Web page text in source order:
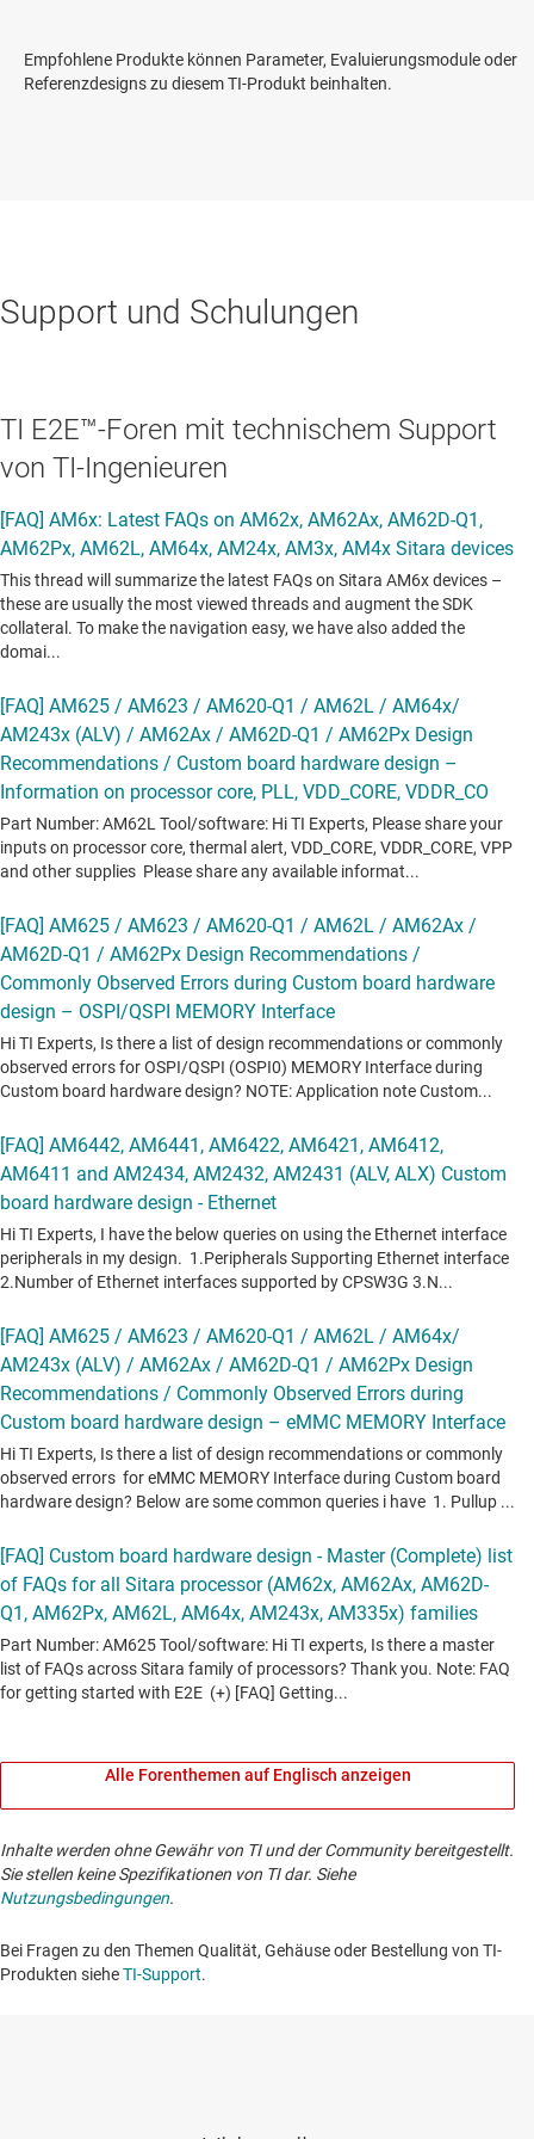
Empfohlene Produkte können Parameter, Evaluierungsmodule oder
Referenzdesigns zu diesem TI-Produkt beinhalten.
Support und Schulungen
TI E2E™-Foren mit technischem Support
von TI-Ingenieuren
Alle Forenthemen auf Englisch anzeigen
Inhalte werden ohne Gewähr von TI und der Community bereitgestellt.
Sie stellen keine Spezifikationen von TI dar. Siehe
Nutzungsbedingungen.
Bei Fragen zu den Themen Qualität, Gehäuse oder Bestellung von TI-
Produkten sieheTI-Support. ​​​​​​​​​​​​​​